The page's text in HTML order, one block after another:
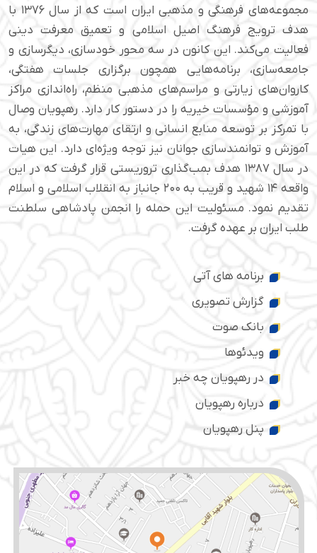
مجموعه‌های فرهنگی و مذهبی ایران است که از سال ۱۳۷۶ با
هدف ترویج فرهنگ اصیل اسلامی و تعمیق معرفت دینی
فعالیت می‌کند. این کانون در سه محور خودسازی، دیگرسازی و
جامعه‌سازی، برنامه‌هایی همچون برگزاری جلسات هفتگی،
کاروان‌های زیارتی و مراسم‌های مذهبی منظم، راه‌اندازی مراکز
آموزشی و مؤسسات خیریه را در دستور کار دارد. رهپویان وصال
با تمرکز بر توسعه منابع انسانی و ارتقای مهارت‌های زندگی، به
آموزش و توانمندسازی جوانان نیز توجه ویژه‌ای دارد. این هیات
در سال ۱۳۸۷ هدف بمب‌گذاری تروریستی قرار گرفت که در این
واقعه ۱۴ شهید و قریب به ۲۰۰ جانباز به انقلاب اسلامی و اسلام
تقدیم نمود. مسئولیت این حمله را انجمن پادشاهی سلطنت
طلب ایران بر عهده گرفت.
برنامه های آتی
گزارش تصویری
بانک صوت
ویدئوها
در رهپویان چه خبر
درباره رهپویان
پنل رهپویان